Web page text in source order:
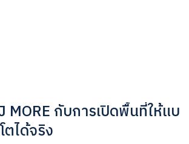
กับการเปิดพื้นที่ให้แบ
ตได้จริง